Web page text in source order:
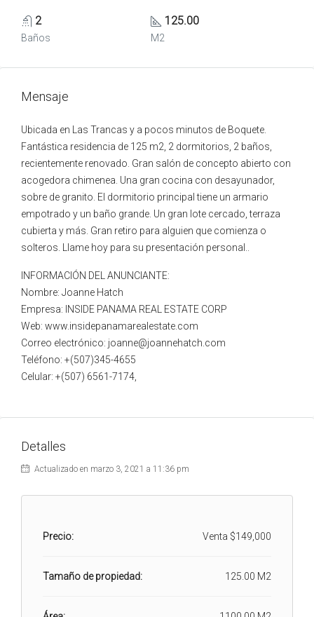
2
Baños
125.00
M2
Mensaje
Ubicada en Las Trancas y a pocos minutos de Boquete.
Fantástica residencia de 125 m2, 2 dormitorios, 2 baños,
recientemente renovado. Gran salón de concepto abierto con
acogedora chimenea. Una gran cocina con desayunador,
sobre de granito. El dormitorio principal tiene un armario
empotrado y un baño grande. Un gran lote cercado, terraza
cubierta y más. Gran retiro para alguien que comienza o
solteros. Llame hoy para su presentación personal..
INFORMACIÓN DEL ANUNCIANTE:
Nombre: Joanne Hatch
Empresa: INSIDE PANAMA REAL ESTATE CORP
Web: www.insidepanamarealestate.com
Correo electrónico: joanne@joannehatch.com
Teléfono: +(507)345-4655
Celular: +(507) 6561-7174,
Detalles
Actualizado en marzo 3, 2021 a 11:36 pm
Precio: Venta $149,000
Tamaño de propiedad: 125.00 M2